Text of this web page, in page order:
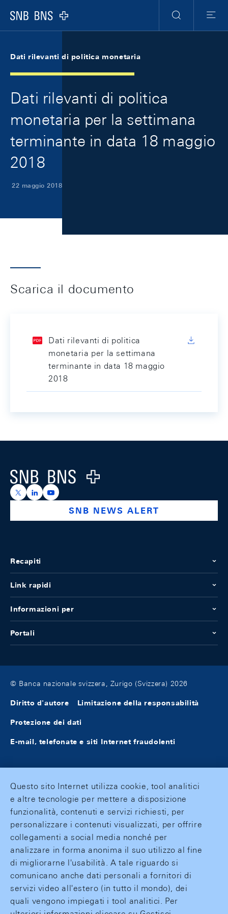
Logo
Ricerca
Menu
Dati rilevanti di politica monetaria
Dati rilevanti di politica
monetaria per la settimana
terminante in data 18 maggio
2018
22 maggio 2018
Scarica il documento
Dati rilevanti di politica
monetaria per la settimana
terminante in data 18 maggio
2018
Logo
https://x.com/snb_bns
https://ch.linkedin.com/company/swiss-national-
https://www.youtube.com/@swissnationalbank
SNB NEWS ALERT
Recapiti
Link rapidi
Informazioni per
Portali
© Banca nazionale svizzera, Zurigo (Svizzera) 2026
Diritto d'autore Limitazione della responsabilità
Protezione dei dati
E-mail, telefonate e siti Internet fraudolenti
Questo sito Internet utilizza cookie, tool analitici
e altre tecnologie per mettere a disposizione
funzionalità, contenuti e servizi richiesti, per
personalizzare i contenuti visualizzati, per offrire
collegamenti a social media nonché per
analizzare in forma anonima il suo utilizzo al fine
di migliorarne l'usabilità. A tale riguardo si
comunicano anche dati personali a fornitori di
servizi video all'estero (in tutto il mondo), dei
quali vengono impiegati i tool analitici. Per